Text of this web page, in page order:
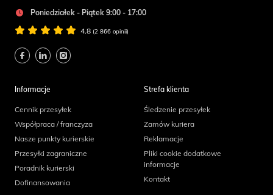
Poniedziałek - Piątek 9:00 - 17:00
4.8 (2 866 opinii)
Informacje
Cennik przesyłek
Współpraca / franczyza
Nasze punkty kurierskie
Przesyłki zagraniczne
Poradnik kurierski
Dofinansowania
Strefa klienta
Śledzenie przesyłek
Zamów kuriera
Reklamacje
Pliki cookie dodatkowe
informacje
Kontakt